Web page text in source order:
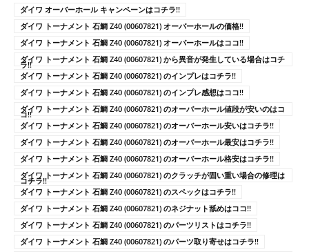
ダイワ オーバーホール キャンペーンはコチラ!!
ダイワ トーナメント 石鯛 Z40 (00607821) オーバーホールの価格!!
ダイワ トーナメント 石鯛 Z40 (00607821) オーバーホールはココ!!
ダイワ トーナメント 石鯛 Z40 (00607821) から異音が発生している場合はコチ
ラ!!
ダイワ トーナメント 石鯛 Z40 (00607821) のインプレはコチラ!!
ダイワ トーナメント 石鯛 Z40 (00607821) のインプレ感想はココ!!
ダイワ トーナメント 石鯛 Z40 (00607821) のオーバーホール値段が安いのはコ
コ!!
ダイワ トーナメント 石鯛 Z40 (00607821) のオーバーホール安いはコチラ!!
ダイワ トーナメント 石鯛 Z40 (00607821) のオーバーホール最安はコチラ!!
ダイワ トーナメント 石鯛 Z40 (00607821) のオーバーホール格安はコチラ!!
ダイワ トーナメント 石鯛 Z40 (00607821) のクラッチが固い重い場合の修理は
コチラ!!
ダイワ トーナメント 石鯛 Z40 (00607821) のスペックはコチラ!!
ダイワ トーナメント 石鯛 Z40 (00607821) のネジナット舐めはココ!!
ダイワ トーナメント 石鯛 Z40 (00607821) のパーツリストはコチラ!!
ダイワ トーナメント 石鯛 Z40 (00607821) のパーツ取り寄せはコチラ!!